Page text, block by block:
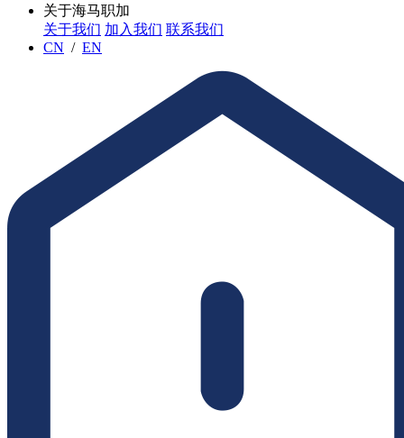
关于海马职加
关于我们 加入我们 联系我们
CN / EN